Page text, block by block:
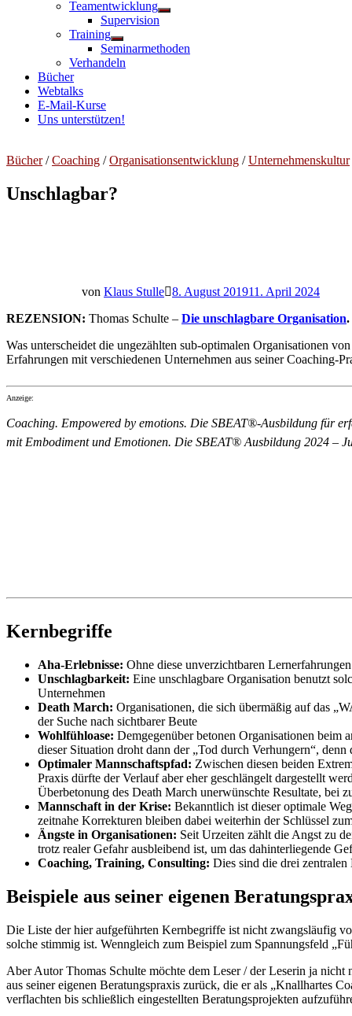
Teamentwicklung
Untermenü
Supervision
Training
Untermenü
anzeigen
Seminarmethoden
Verhandeln
Bücher
Webtalks
E-Mail-Kurse
Uns unterstützen!
Bücher/Coaching /Organisationsentwicklung /Unternehmenskultur
Unschlagbar?
von Klaus Stulle 8. August 201911. April 2024
REZENSION: Thomas Schulte – Die unschlagbare Organisation.
Was unterscheidet die ungezählten sub-optimalen Organisationen
Erfahrungen mit verschiedenen Unternehmen aus seiner Coaching-
Anzeige:
Coaching. Empowered by emotions. Die SBEAT®-Ausbildung für
mit Embodiment und Emotionen. Die SBEAT® Ausbildung 2024 –
Kernbegriffe
Aha-Erlebnisse: Ohne diese unverzichtbaren
Unschlagbarkeit: Eine unschlagbare Organisation benutzt
Unternehmen
Death March: Organisationen, die sich übermäßig auf das
der Suche nach sichtbarer Beute
Wohlfühloase: Demgegenüber betonen Organisationen beim
dieser Situation droht dann der „Tod durch Verhungern“, denn
Optimaler Mannschaftspfad: Zwischen diesen beiden
Praxis dürfte der Verlauf aber eher geschlängelt dargestellt
Überbetonung des Death March unerwünschte Resultate, bei
Mannschaft in der Krise: Bekanntlich ist dieser optimale
zeitnahe Korrekturen bleiben dabei weiterhin der Schlüssel
Ängste in Organisationen: Seit Urzeiten zählt die Angst zu
trotz realer Gefahr ausbleibend ist, um das dahinterliegende
Coaching, Training, Consulting: Dies sind die drei
Beispiele aus seiner eigenen
Die Liste der hier aufgeführten Kernbegriffe ist nicht zwangsläufig
solche stimmig ist. Wenngleich zum Beispiel zum Spannungsfeld
Aber Autor Thomas Schulte möchte dem Leser / der Leserin ja
aus seiner eigenen Beratungspraxis zurück, die er als „Knallhartes
verflachten bis schließlich eingestellten Beratungsprojekten